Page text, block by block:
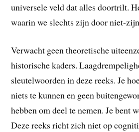
universele veld dat alles doortrilt.
waarin we slechts zijn door niet-
Verwacht geen theoretische
historische kaders.
sleutelwoorden in deze reeks. Je
niets te kunnen en geen
hebben om deel te nemen. Je bent
Deze reeks richt zich niet op